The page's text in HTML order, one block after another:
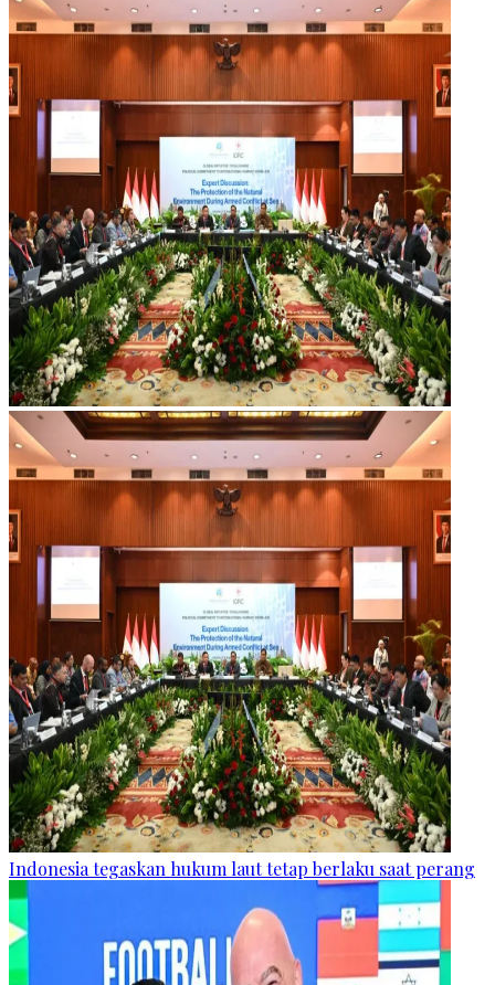
Indonesia tegaskan hukum laut tetap berlaku saat perang